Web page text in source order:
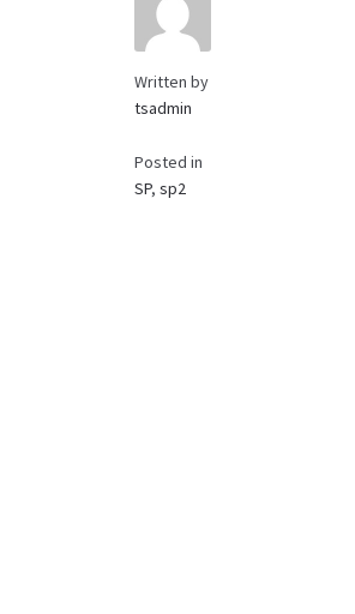
Written by
tsadmin
Posted in
SP, sp2